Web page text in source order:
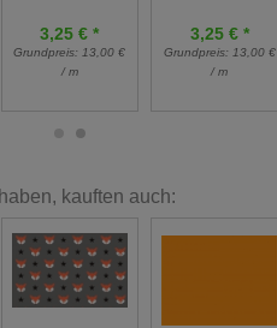
3,25 € *
Grundpreis: 13,00 €
/ m
3,25 € *
Grundpreis: 13,00 €
/ m
kauften auch: